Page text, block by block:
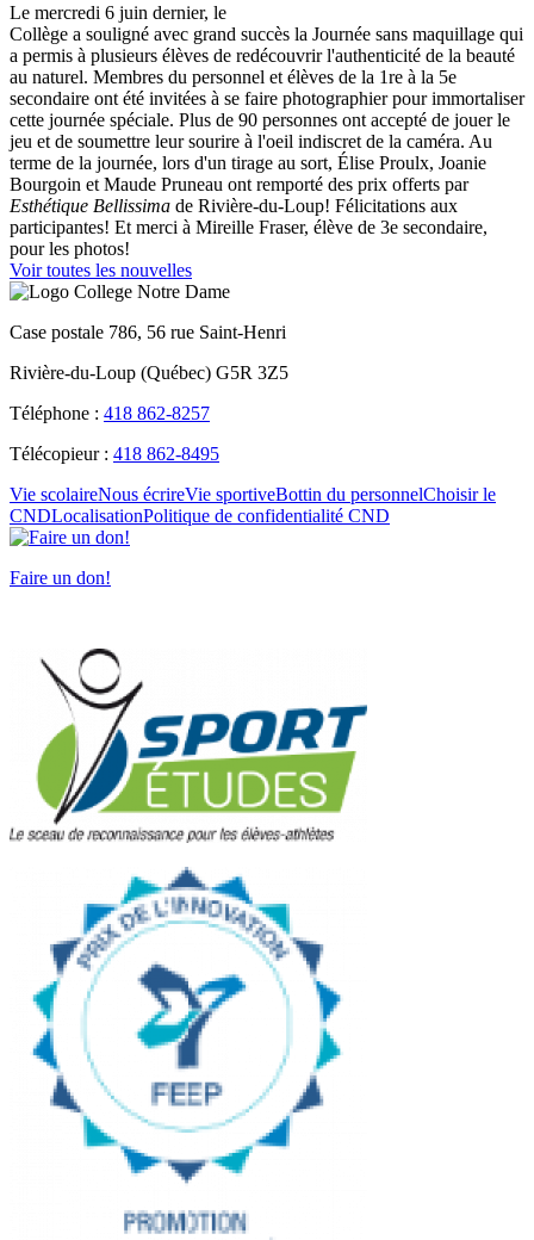
Le mercredi 6 juin dernier, le
Collège a souligné avec grand succès la Journée sans maquillage qui
a permis à plusieurs élèves de redécouvrir l'authenticité de la beauté
au naturel. Membres du personnel et élèves de la 1re à la 5e
secondaire ont été invitées à se faire photographier pour immortaliser
cette journée spéciale. Plus de 90 personnes ont accepté de jouer le
jeu et de soumettre leur sourire à l'oeil indiscret de la caméra. Au
terme de la journée, lors d'un tirage au sort, Élise Proulx, Joanie
Bourgoin et Maude Pruneau ont remporté des prix offerts par
Esthétique Bellissima de Rivière-du-Loup! Félicitations aux
participantes! Et merci à Mireille Fraser, élève de 3e secondaire,
pour les photos!
Voir toutes les nouvelles
Case postale 786, 56 rue Saint-Henri
Rivière-du-Loup (Québec) G5R 3Z5
Téléphone : 418 862-8257
Télécopieur : 418 862-8495
Vie scolaireNous écrireVie sportiveBottin du personnelChoisir le
CNDLocalisationPolitique de confidentialité CND
Faire un don!